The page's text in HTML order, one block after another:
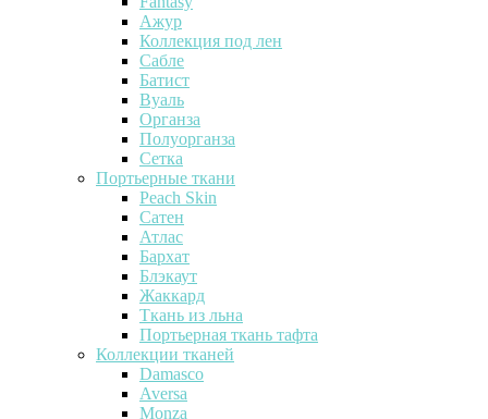
Ажур
Коллекция под лен
Сабле
Батист
Вуаль
Органза
Полуорганза
Сетка
Портьерные ткани
Peach Skin
Сатен
Атлас
Бархат
Блэкаут
Жаккард
Ткань из льна
Портьерная ткань тафта
Коллекции тканей
Damasco
Aversa
Monza